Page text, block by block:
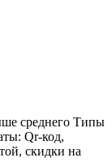
среднего Типы
Qr-код,
скидки на